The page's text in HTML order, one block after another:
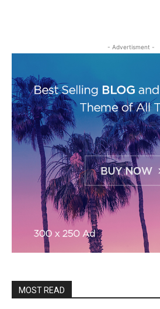
- Advertisment -
MOST READ